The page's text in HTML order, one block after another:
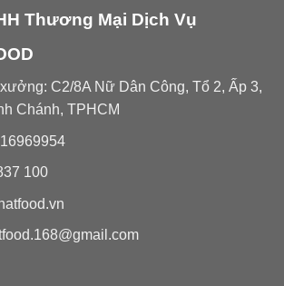
Thương Mại Dịch Vụ
C2/8A Nữ Dân Công, Tổ 2, Ấp 3,
Chánh, TPHCM
100